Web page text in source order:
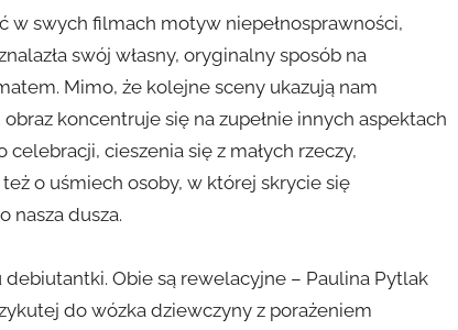
swych filmach motyw niepełnosprawności,
swój własny, oryginalny sposób na
Mimo, że kolejne sceny ukazują nam
koncentruje się na zupełnie innych aspektach
cieszenia się z małych rzeczy,
o uśmiech osoby, w której skrycie się
nasza dusza.
Obie są rewelacyjne – Paulina Pytlak
do wózka dziewczyny z porażeniem